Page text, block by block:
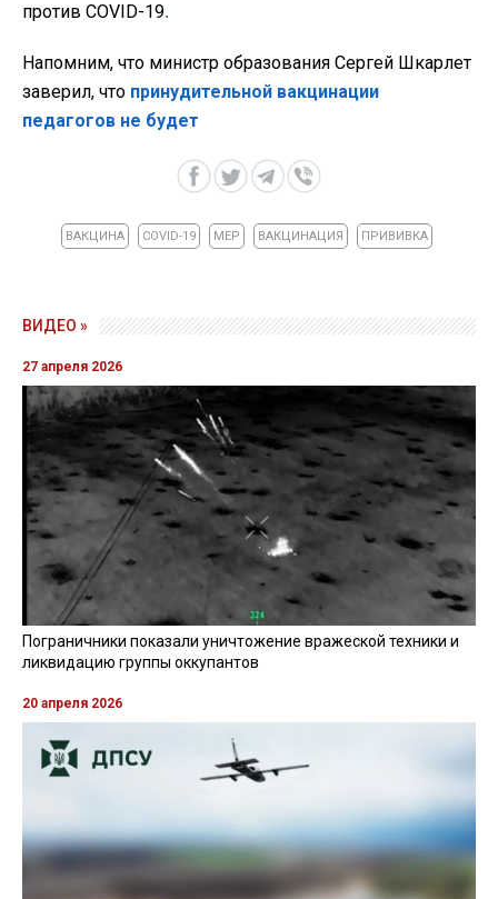
против COVID-19.
Напомним, что министр образования Сергей Шкарлет
заверил, что принудительной вакцинации
педагогов не будет
ВАКЦИНА COVID-19 МЕР ВАКЦИНАЦИЯ ПРИВИВКА
ВИДЕО »
27 апреля 2026
Пограничники показали уничтожение вражеской техники и
ликвидацию группы оккупантов
20 апреля 2026